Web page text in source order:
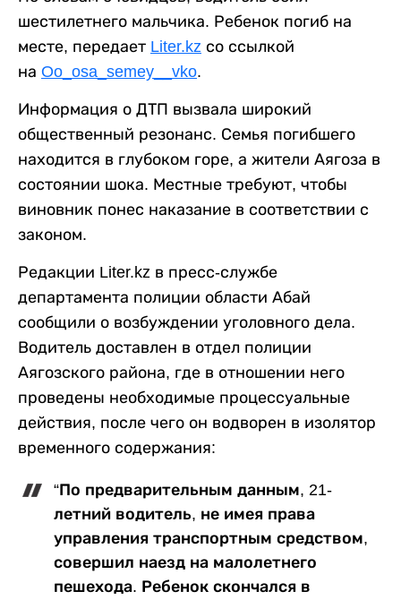
шестилетнего мальчика. Ребенок погиб на
месте, передает Liter.kz со ссылкой
на Oo_osa_semey__vko.
Информация о ДТП вызвала широкий
общественный резонанс. Семья погибшего
находится в глубоком горе, а жители Аягоза в
состоянии шока. Местные требуют, чтобы
виновник понес наказание в соответствии с
законом.
Редакции Liter.kz в пресс-службе
департамента полиции области Абай
сообщили о возбуждении уголовного дела.
Водитель доставлен в отдел полиции
Аягозского района, где в отношении него
проведены необходимые процессуальные
действия, после чего он водворен в изолятор
временного содержания:
“По предварительным данным, 21-
летний водитель, не имея права
управления транспортным средством,
совершил наезд на малолетнего
пешехода. Ребенок скончался в